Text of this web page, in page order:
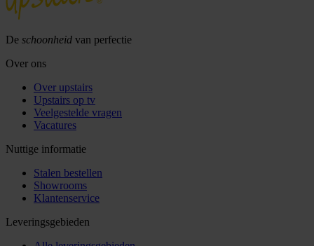
De schoonheid van perfectie
Over ons
Over upstairs
Upstairs op tv
Veelgestelde vragen
Vacatures
Nuttige informatie
Stalen bestellen
Showrooms
Klantenservice
Leveringsgebieden